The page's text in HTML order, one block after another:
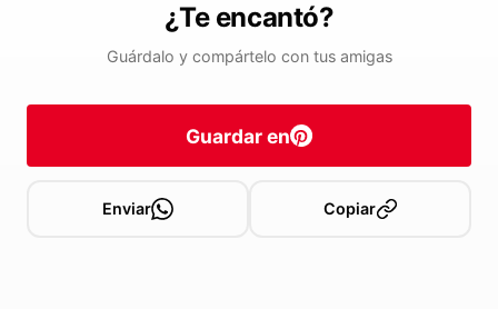
¿Te encantó?
Guárdalo y compártelo con tus amigas
Guardar en
Enviar Copiar